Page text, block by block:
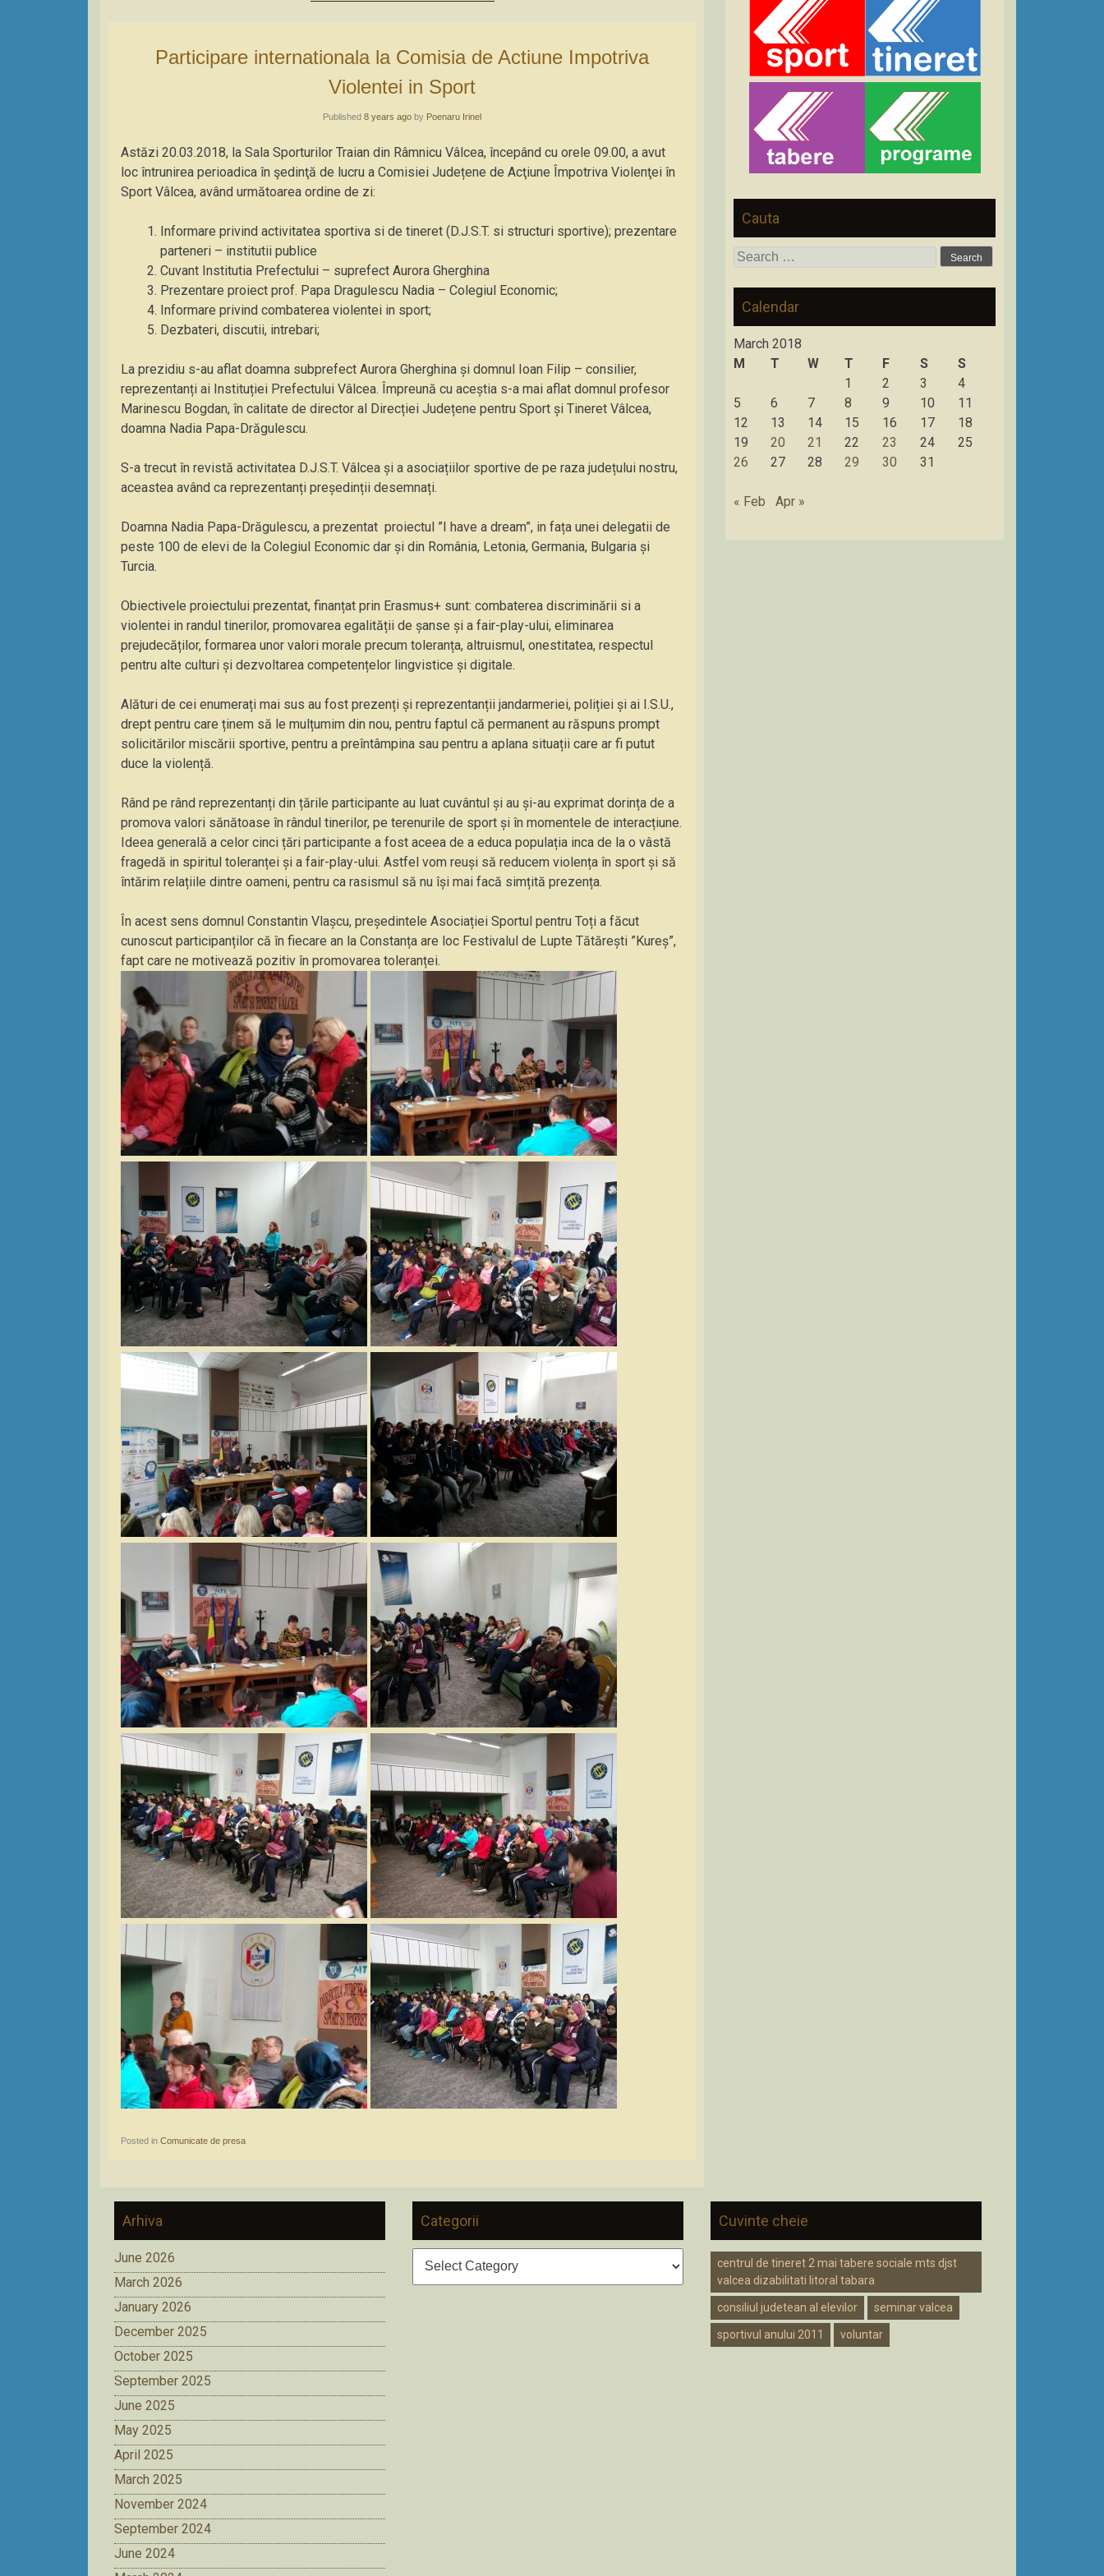
Participare internationala la Comisia de Actiune Impotriva
Violentei in Sport
Published 8 years ago by Poenaru Irinel
Astăzi 20.03.2018, la Sala Sporturilor Traian din Râmnicu Vâlcea, începând cu orele 09.00, a avut
loc întrunirea perioadica în şedinţă de lucru a Comisiei Județene de Acţiune Împotriva Violenţei în
Sport Vâlcea, având următoarea ordine de zi:
Informare privind activitatea sportiva si de tineret (D.J.S.T. si structuri sportive); prezentare
parteneri – institutii publice
Cuvant Institutia Prefectului – suprefect Aurora Gherghina
Prezentare proiect prof. Papa Dragulescu Nadia – Colegiul Economic;
Informare privind combaterea violentei in sport;
Dezbateri, discutii, intrebari;
La prezidiu s-au aflat doamna subprefect Aurora Gherghina și domnul Ioan Filip – consilier,
reprezentanți ai Instituției Prefectului Vâlcea. Împreună cu aceștia s-a mai aflat domnul profesor
Marinescu Bogdan, în calitate de director al Direcției Județene pentru Sport și Tineret Vâlcea,
doamna Nadia Papa-Drăgulescu.
S-a trecut în revistă activitatea D.J.S.T. Vâlcea și a asociațiilor sportive de pe raza județului nostru,
aceastea având ca reprezentanți președinții desemnați.
Doamna Nadia Papa-Drăgulescu, a prezentat proiectul ”I have a dream”, in fața unei delegatii de
peste 100 de elevi de la Colegiul Economic dar și din România, Letonia, Germania, Bulgaria și
Turcia.
Obiectivele proiectului prezentat, finanțat prin Erasmus+ sunt: combaterea discriminării si a
violentei in randul tinerilor, promovarea egalității de șanse și a fair-play-ului, eliminarea
prejudecăților, formarea unor valori morale precum toleranța, altruismul, onestitatea, respectul
pentru alte culturi și dezvoltarea competențelor lingvistice și digitale.
Alături de cei enumerați mai sus au fost prezenți și reprezentanții jandarmeriei, poliției și ai I.S.U.,
drept pentru care ținem să le mulțumim din nou, pentru faptul că permanent au răspuns prompt
solicitărilor miscării sportive, pentru a preîntâmpina sau pentru a aplana situații care ar fi putut
duce la violență.
Rând pe rând reprezentanți din țările participante au luat cuvântul și au și-au exprimat dorința de a
promova valori sănătoase în rândul tinerilor, pe terenurile de sport și în momentele de interacțiune.
Ideea generală a celor cinci țări participante a fost aceea de a educa populația inca de la o vâstă
fragedă in spiritul toleranței și a fair-play-ului. Astfel vom reuși să reducem violența în sport și să
întărim relațiile dintre oameni, pentru ca rasismul să nu își mai facă simțită prezența.
În acest sens domnul Constantin Vlașcu, președintele Asociației Sportul pentru Toți a făcut
cunoscut participanților că în fiecare an la Constanța are loc Festivalul de Lupte Tătărești ”Kureș”,
fapt care ne motivează pozitiv în promovarea toleranței.
Posted in Comunicate de presa
Cauta
Search
Calendar
March 2018
M
T W T F S
S
1
2 3
4
5
6 7 8 9 10
11
12
13 14 15 16 17
18
19
20 21 22 23 24
25
26
27 28 29 30 31
« Feb Apr »
Arhiva
June 2026
March 2026
January 2026
December 2025
October 2025
September 2025
June 2025
May 2025
April 2025
March 2025
November 2024
September 2024
June 2024
Categorii Cuvinte cheie
centrul de tineret 2 mai tabere sociale mts djst
valcea dizabilitati litoral tabara
consiliul judetean al elevilor seminar valcea
sportivul anului 2011 voluntar